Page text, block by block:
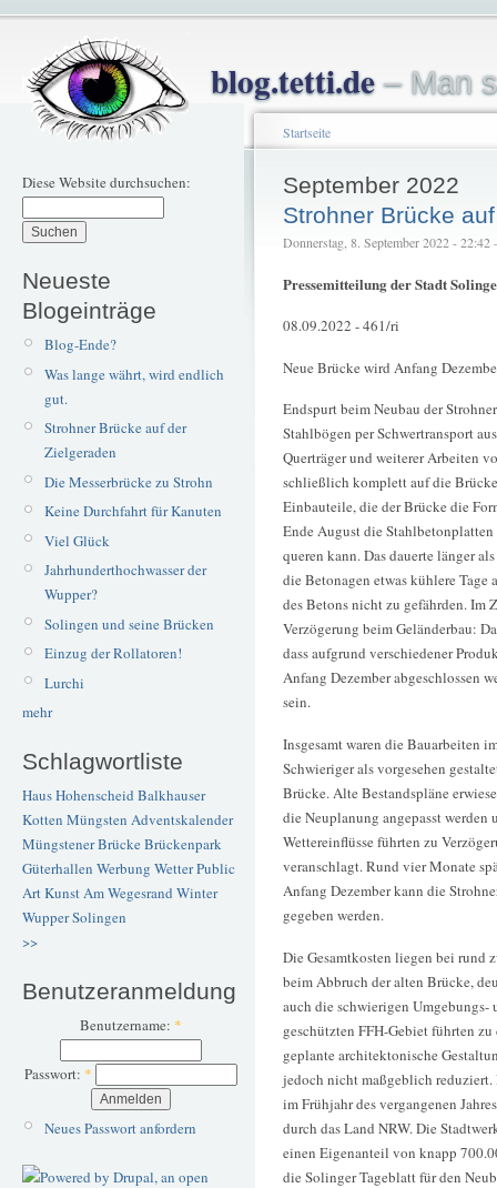
blog.tetti.de– Man
Diese Website durchsuchen:
Neueste
Blogeinträge
Blog-Ende?
Was lange währt, wird endlich
gut.
Strohner Brücke auf der
Zielgeraden
Die Messerbrücke zu Strohn
Keine Durchfahrt für Kanuten
Viel Glück
Jahrhunderthochwasser der
Wupper?
Solingen und seine Brücken
Einzug der Rollatoren!
Lurchi
mehr
Schlagwortliste
Haus Hohenscheid Balkhauser
Kotten Müngsten Adventskalender
Müngstener BrückeBrückenpark
Güterhallen Werbung WetterPublic
ArtKunstAm Wegesrand Winter
WupperSolingen
>>
Benutzeranmeldung
Benutzername: *
Passwort: *
Neues Passwort anfordern
Startseite
September 2022
Strohner Brücke
Donnerstag, 8. September 2022 - 22:42
Pressemitteilung der Stadt
08.09.2022 - 461/ri
Neue Brücke wird Anfang
Endspurt beim Neubau der
Stahlbögen per Schwertransport
Querträger und weiterer Arbeiten
schließlich komplett auf die
Einbauteile, die der Brücke die
Ende August die
queren kann. Das dauerte länger
die Betonagen etwas kühlere
des Betons nicht zu gefährden. Im
Verzögerung beim Geländerbau:
dass aufgrund verschiedener
Anfang Dezember abgeschlossen
sein.
Insgesamt waren die Bauarbeiten
Schwieriger als vorgesehen
Brücke. Alte Bestandspläne
die Neuplanung angepasst
Wettereinflüsse führten zu
veranschlagt. Rund vier Monate
Anfang Dezember kann die
gegeben werden.
Die Gesamtkosten liegen bei
beim Abbruch der alten Brücke,
auch die schwierigen
geschützten FFH-Gebiet führten
geplante architektonische
jedoch nicht maßgeblich
im Frühjahr des vergangenen
durch das Land NRW. Die
einen Eigenanteil von knapp
die Solinger Tageblatt für den